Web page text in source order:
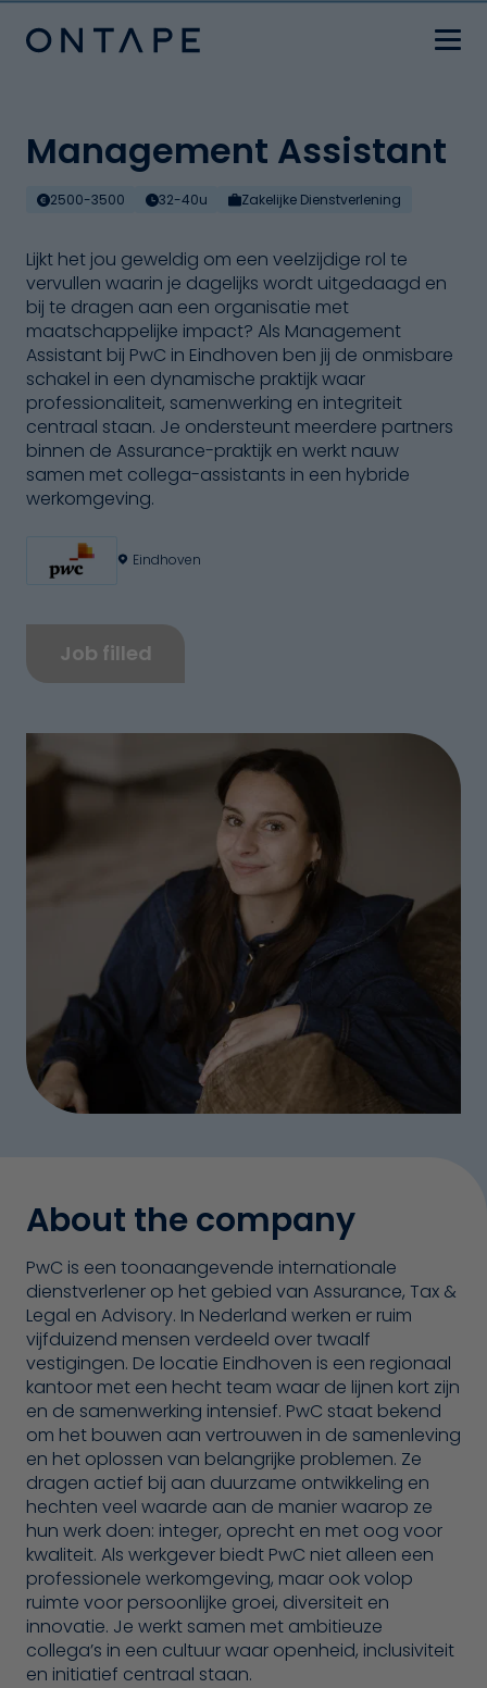
Management Assistant
2500-3500 32-40u Zakelijke Dienstverlening
Lijkt het jou geweldig om een veelzijdige rol te
vervullen waarin je dagelijks wordt uitgedaagd en
bij te dragen aan een organisatie met
maatschappelijke impact? Als Management
Assistant bij PwC in Eindhoven ben jij de onmisbare
schakel in een dynamische praktijk waar
professionaliteit, samenwerking en integriteit
centraal staan. Je ondersteunt meerdere partners
binnen de Assurance-praktijk en werkt nauw
samen met collega-assistants in een hybride
werkomgeving.
Eindhoven
Job filled
About the company
PwC is een toonaangevende internationale
dienstverlener op het gebied van Assurance, Tax &
Legal en Advisory. In Nederland werken er ruim
vijfduizend mensen verdeeld over twaalf
vestigingen. De locatie Eindhoven is een regionaal
kantoor met een hecht team waar de lijnen kort zijn
en de samenwerking intensief. PwC staat bekend
om het bouwen aan vertrouwen in de samenleving
en het oplossen van belangrijke problemen. Ze
dragen actief bij aan duurzame ontwikkeling en
hechten veel waarde aan de manier waarop ze
hun werk doen: integer, oprecht en met oog voor
kwaliteit. Als werkgever biedt PwC niet alleen een
professionele werkomgeving, maar ook volop
ruimte voor persoonlijke groei, diversiteit en
innovatie. Je werkt samen met ambitieuze
collega’s in een cultuur waar openheid, inclusiviteit
en initiatief centraal staan.